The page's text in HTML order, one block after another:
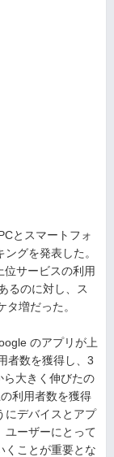
とスマートフォ
グを発表した。
サービスの利用
るのに対し、ス
増だった。
のアプリが上
者数を獲得し、3
大きく伸びたの
利用者数を獲得
にデバイスとアプ
ユーザーにとって
くことが重要とな